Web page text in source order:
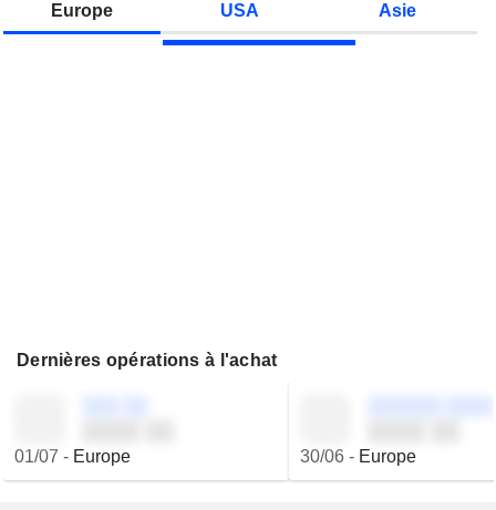
Europe USA Asie
Dernières opérations à l'achat
01/07 - Europe 30/06- Europe